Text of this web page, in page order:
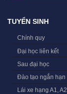
TUYỂN SINH
Chính quy
Đại học liên kết
Sau đại học
Đào tạo ngắn hạn
Lái xe hạng A1,